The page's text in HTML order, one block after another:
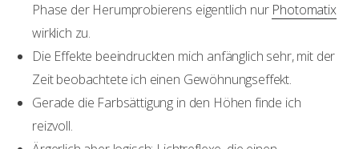
Phase der Herumprobierens eigentlich nur Photomatix
wirklich zu.
Die Effekte beeindruckten mich anfänglich sehr, mit der
Zeit beobachtete ich einen Gewöhnungseffekt.
Gerade die Farbsättigung in den Höhen finde ich
reizvoll.